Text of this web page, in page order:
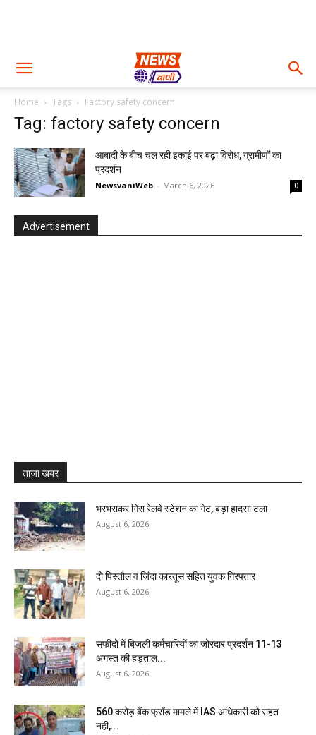
Home Tags Factory safety concern
Tag: factory safety concern
आबादी के बीच चल रही इकाई पर बढ़ा विरोध, ग्रामीणों का
प्रदर्शन
NewsvaniWeb - March 6, 2026 0
Advertisement
ताजा खबर
भरभराकर गिरा रेलवे स्टेशन का गेट, बड़ा हादसा टला
August 6, 2026
दो पिस्तौल व जिंदा कारतूस सहित युवक गिरफ्तार
August 6, 2026
सफीदों में बिजली कर्मचारियों का जोरदार प्रदर्शन 11-13
अगस्त की हड़ताल...
August 6, 2026
₹560 करोड़ बैंक फ्रॉड मामले में IAS अधिकारी को राहत
नहीं,...